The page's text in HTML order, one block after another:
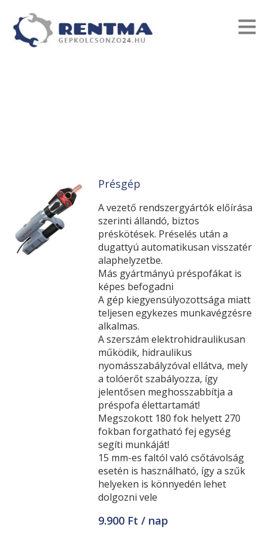
Présgép
A vezető rendszergyártók előírása
szerinti állandó, biztos
préskötések. Préselés után a
dugattyú automatikusan visszatér
alaphelyzetbe.
Más gyártmányú préspofákat is
képes befogadni
A gép kiegyensúlyozottsága miatt
teljesen egykezes munkavégzésre
alkalmas.
A szerszám elektrohidraulikusan
működik, hidraulikus
nyomásszabályzóval ellátva, mely
a tolóerőt szabályozza, így
jelentősen meghosszabbítja a
préspofa élettartamát!
Megszokott 180 fok helyett 270
fokban forgatható fej egység
segíti munkáját!
15 mm-es faltól való csőtávolság
esetén is használható, így a szűk
helyeken is könnyedén lehet
dolgozni vele
9.900 Ft / nap